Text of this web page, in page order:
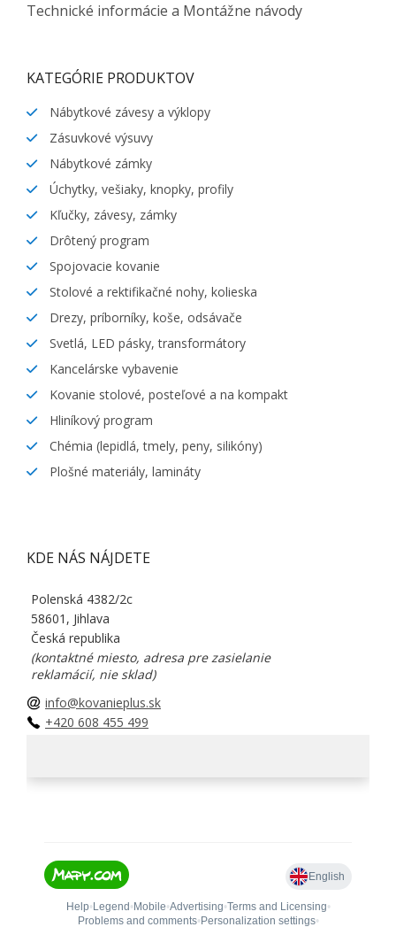
Technické informácie a Montážne návody
KATEGÓRIE PRODUKTOV
Nábytkové závesy a výklopy
Zásuvkové výsuvy
Nábytkové zámky
Úchytky, vešiaky, knopky, profily
Kľučky, závesy, zámky
Drôtený program
Spojovacie kovanie
Stolové a rektifikačné nohy, kolieska
Drezy, príborníky, koše, odsávače
Svetlá, LED pásky, transformátory
Kancelárske vybavenie
Kovanie stolové, posteľové a na kompakt
Hliníkový program
Chémia (lepidlá, tmely, peny, silikóny)
Plošné materiály, lamináty
KDE NÁS NÁJDETE
Polenská 4382/2c
58601, Jihlava
Česká republika
(kontaktné miesto, adresa pre zasielanie
reklamácií, nie sklad)
info@kovanieplus.sk
+420 608 455 499